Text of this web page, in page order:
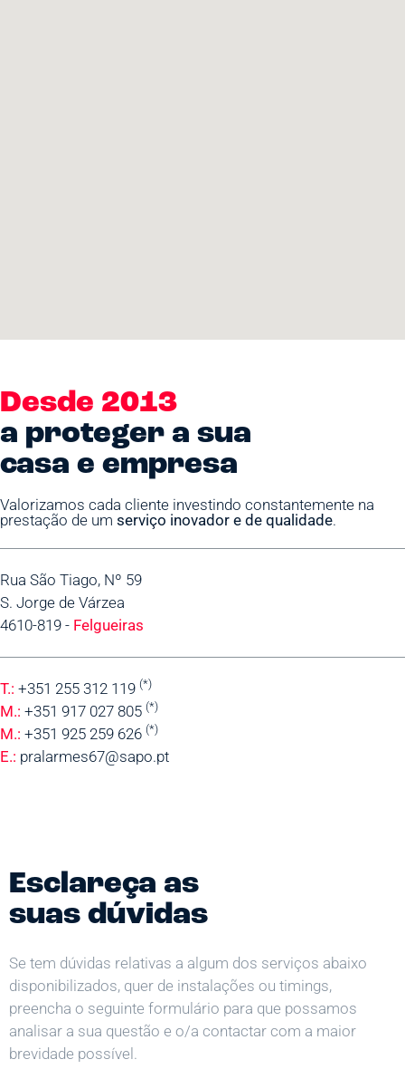
Desde 2013
a proteger a sua
casa e empresa
Valorizamos cada cliente investindo constantemente na
prestação de um serviço inovador e de qualidade.
Rua São Tiago, Nº 59
S. Jorge de Várzea
4610-819 - Felgueiras
T.: +351 255 312 119 (*)
M.: +351 917 027 805 (*)
M.: +351 925 259 626 (*)
E.: pralarmes67@sapo.pt
Esclareça as
suas dúvidas
Se tem dúvidas relativas a algum dos serviços abaixo
disponibilizados, quer de instalações ou timings,
preencha o seguinte formulário para que possamos
analisar a sua questão e o/a contactar com a maior
brevidade possível.